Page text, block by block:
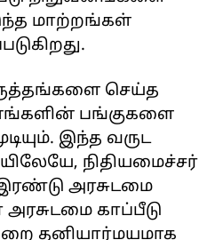
மாற்றங்கள்
செய்த
பங்குகளை
இந்த வருட
நிதியமைச்சர்
அரசுடமை
காப்பீடு
தனியார்மயமாக